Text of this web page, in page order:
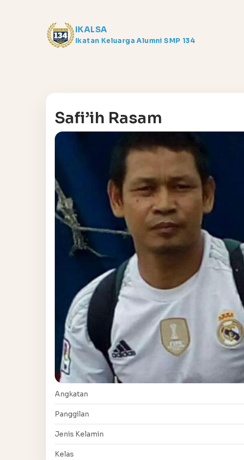
IKALSA
Ikatan Keluarga Alumni SMP 134
Safi’ih Rasam
Angkatan
Panggilan
Jenis Kelamin
Kelas